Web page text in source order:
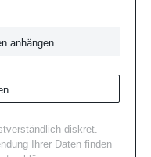
anhängen
diskret.
Ihrer Daten finden